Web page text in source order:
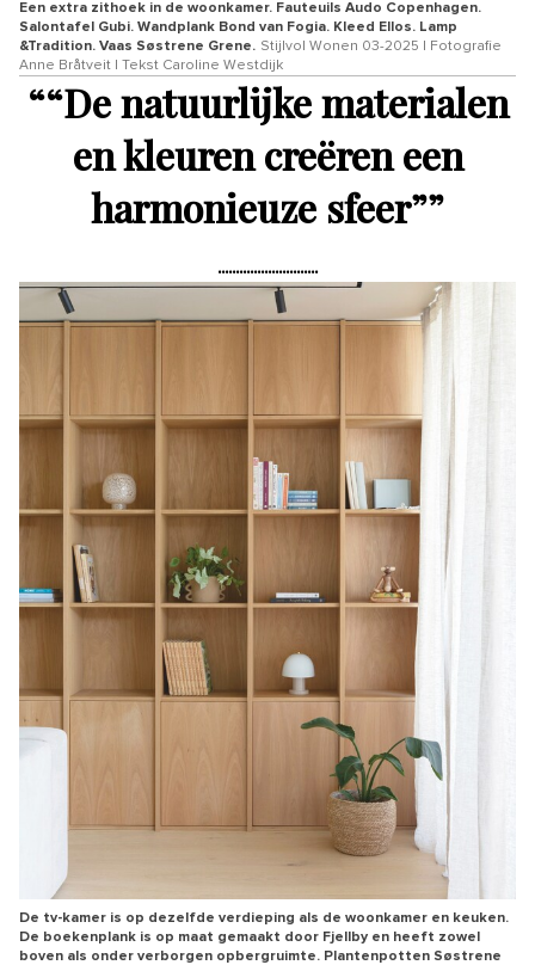
Een extra zithoek in de woonkamer. Fauteuils Audo Copenhagen.
Salontafel Gubi. Wandplank Bond van Fogia. Kleed Ellos. Lamp
&Tradition. Vaas Søstrene Grene. Stijlvol Wonen 03-2025 | Fotografie
Anne Bråtveit | Tekst Caroline Westdijk
““De natuurlijke materialen
en kleuren creëren een
harmonieuze sfeer””
De tv-kamer is op dezelfde verdieping als de woonkamer en keuken.
De boekenplank is op maat gemaakt door Fjellby en heeft zowel
boven als onder verborgen opbergruimte. Plantenpotten Søstrene